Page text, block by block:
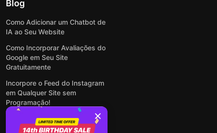
Blog
Como Adicionar um Chatbot de
IA ao Seu Website
Como Incorporar Avaliações do
Google em Seu Site
Gratuitamente
Incorpore o Feed do Instagram
em Qualquer Site sem
Programação!
Como Incorporar Formulários
em Qualquer Site Online e